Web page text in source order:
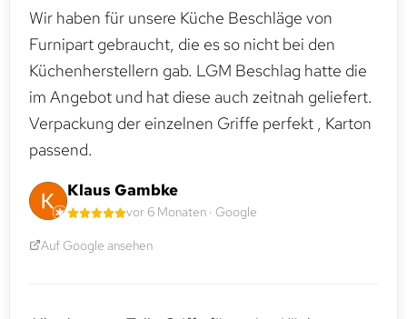
Wir haben für unsere Küche Beschläge von
Furnipart gebraucht, die es so nicht bei den
Küchenherstellern gab. LGM Beschlag hatte die
im Angebot und hat diese auch zeitnah geliefert.
Verpackung der einzelnen Griffe perfekt , Karton
passend.
Klaus Gambke
vor 6 Monaten · Google
Auf Google ansehen